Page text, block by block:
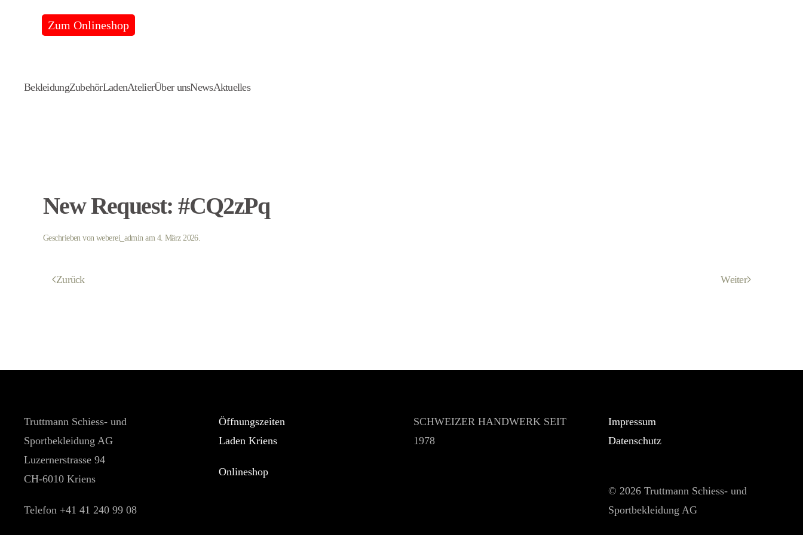
Skip
content
Zum Onlineshop
BekleidungZubehörLadenAtelierÜber unsNewsAktuelles
New Request: #CQ2zPq
Geschrieben vonweberei_adminam 4. März 2026.
Zurück Weiter
Truttmann Schiess- und
Sportbekleidung AG
Luzernerstrasse 94
CH-6010 Kriens
Telefon +41 41 240 99 08
Öffnungszeiten
Laden Kriens
Onlineshop
SCHWEIZER HANDWERK SEIT
1978
Impressum
Datenschutz
© 2026 Truttmann Schiess- und
Sportbekleidung AG